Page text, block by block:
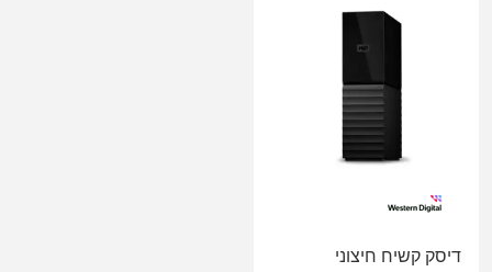
דיסק קשיח חיצוני